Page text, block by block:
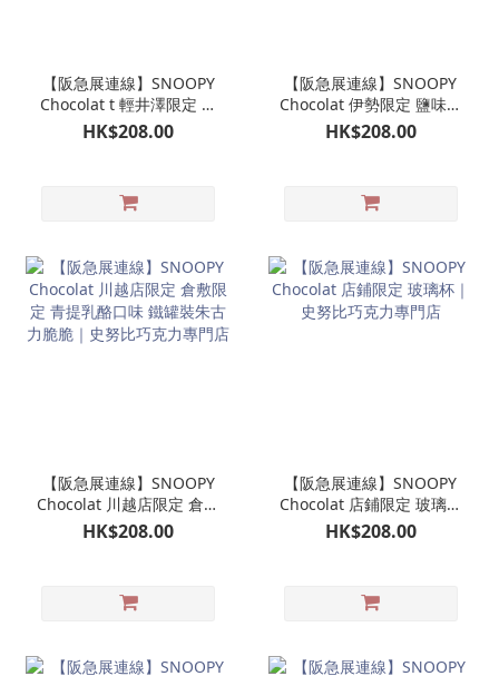
【阪急展連線】SNOOPY
Chocolat t 輕井澤限定 蘋
果朱古力口味 鐵罐裝朱古
力脆脆｜史努比巧克力專
HK$208.00
【阪急展連線】SNOOPY
Chocolat 伊勢限定 鹽味醬
油朱古力口味 鐵罐裝朱古
力脆脆｜史努比巧克力專
HK$208.00
【阪急展連線】SNOOPY
Chocolat 川越店限定 倉敷
限定 青提乳酪口味 鐵罐裝
朱古力脆脆｜史努比巧克
HK$208.00
【阪急展連線】SNOOPY
Chocolat 店鋪限定 玻璃杯
｜史努比巧克力專門店
HK$208.00